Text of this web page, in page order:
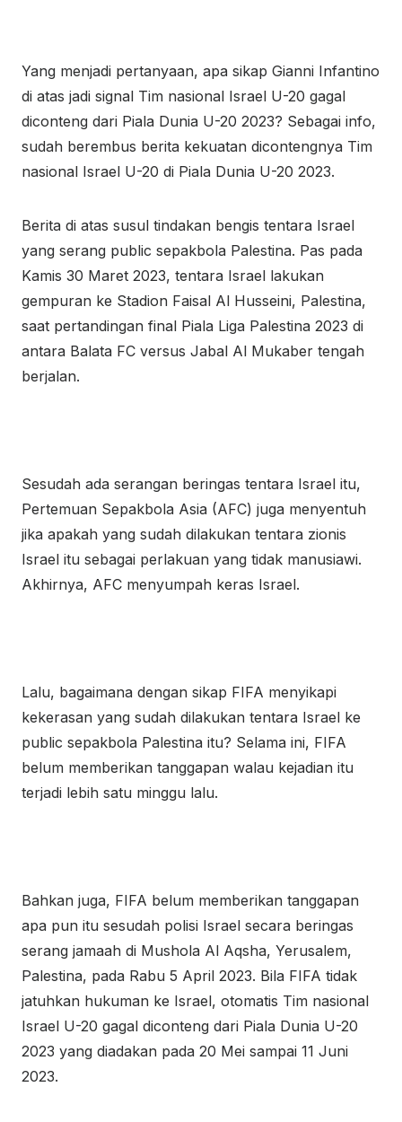
Yang menjadi pertanyaan, apa sikap Gianni Infantino
di atas jadi signal Tim nasional Israel U-20 gagal
diconteng dari Piala Dunia U-20 2023? Sebagai info,
sudah berembus berita kekuatan dicontengnya Tim
nasional Israel U-20 di Piala Dunia U-20 2023.
Berita di atas susul tindakan bengis tentara Israel
yang serang public sepakbola Palestina. Pas pada
Kamis 30 Maret 2023, tentara Israel lakukan
gempuran ke Stadion Faisal Al Husseini, Palestina,
saat pertandingan final Piala Liga Palestina 2023 di
antara Balata FC versus Jabal Al Mukaber tengah
berjalan.
Sesudah ada serangan beringas tentara Israel itu,
Pertemuan Sepakbola Asia (AFC) juga menyentuh
jika apakah yang sudah dilakukan tentara zionis
Israel itu sebagai perlakuan yang tidak manusiawi.
Akhirnya, AFC menyumpah keras Israel.
Lalu, bagaimana dengan sikap FIFA menyikapi
kekerasan yang sudah dilakukan tentara Israel ke
public sepakbola Palestina itu? Selama ini, FIFA
belum memberikan tanggapan walau kejadian itu
terjadi lebih satu minggu lalu.
Bahkan juga, FIFA belum memberikan tanggapan
apa pun itu sesudah polisi Israel secara beringas
serang jamaah di Mushola Al Aqsha, Yerusalem,
Palestina, pada Rabu 5 April 2023. Bila FIFA tidak
jatuhkan hukuman ke Israel, otomatis Tim nasional
Israel U-20 gagal diconteng dari Piala Dunia U-20
2023 yang diadakan pada 20 Mei sampai 11 Juni
2023.